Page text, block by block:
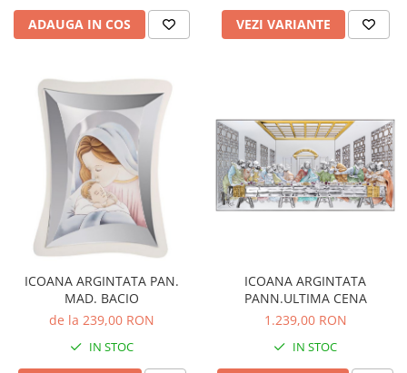
ADAUGA IN COS VEZI VARIANTE
ICOANA ARGINTATA PAN.
MAD. BACIO
de la 239,00 RON
IN STOC
ICOANA ARGINTATA
PANN.ULTIMA CENA
1.239,00 RON
IN STOC